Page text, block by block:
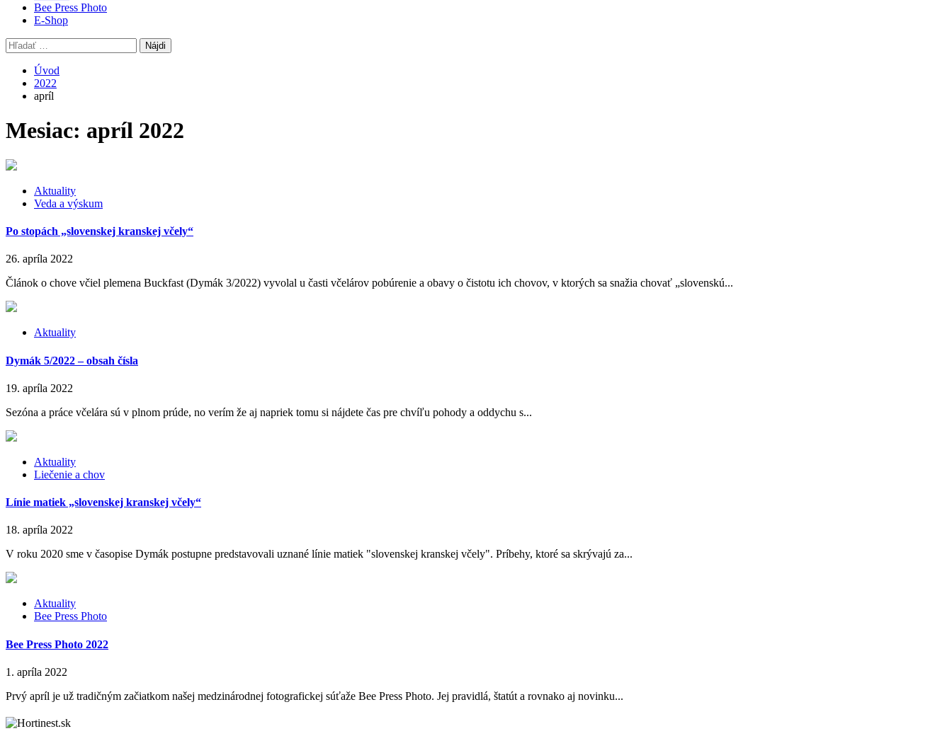
Bee Press Photo
E-Shop
Hľadať:
Úvod
2022
apríl
Mesiac: apríl 2022
Aktuality
Veda a výskum
Po stopách „slovenskej kranskej včely“
26. apríla 2022
Článok o chove včiel plemena Buckfast (Dymák 3/2022) vyvolal u časti včelárov pobúrenie a obavy o čistotu ich chovov, v ktorých sa snažia chovať „slovenskú...
Aktuality
Dymák 5/2022 – obsah čísla
19. apríla 2022
Sezóna a práce včelára sú v plnom prúde, no verím že aj napriek tomu si nájdete čas pre chvíľu pohody a oddychu s...
Aktuality
Liečenie a chov
Línie matiek „slovenskej kranskej včely“
18. apríla 2022
V roku 2020 sme v časopise Dymák postupne predstavovali uznané línie matiek "slovenskej kranskej včely". Príbehy, ktoré sa skrývajú za...
Aktuality
Bee Press Photo
Bee Press Photo 2022
1. apríla 2022
Prvý apríl je už tradičným začiatkom našej medzinárodnej fotografickej súťaže Bee Press Photo. Jej pravidlá, štatút a rovnako aj novinku...